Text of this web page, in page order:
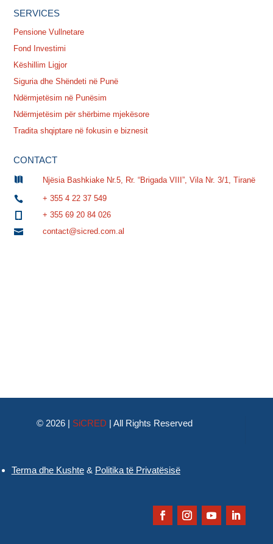
SERVICES
Pensione Vullnetare
Fond Investimi
Këshillim Ligjor
Siguria dhe Shëndeti në Punë
Ndërmjetësim në Punësim
Ndërmjetësim për shërbime mjekësore
Tradita shqiptare në fokusin e biznesit
CONTACT
 Njësia Bashkiake Nr.5, Rr. “Brigada VIII”, Vila Nr. 3/1, Tiranë

+ 355 4 22 37 549
+ 355 69 20 84 026

contact@sicred.com.al
© 2026 | SiCRED | All Rights Reserved
Terma dhe Kushte& Politika të Privatësisë